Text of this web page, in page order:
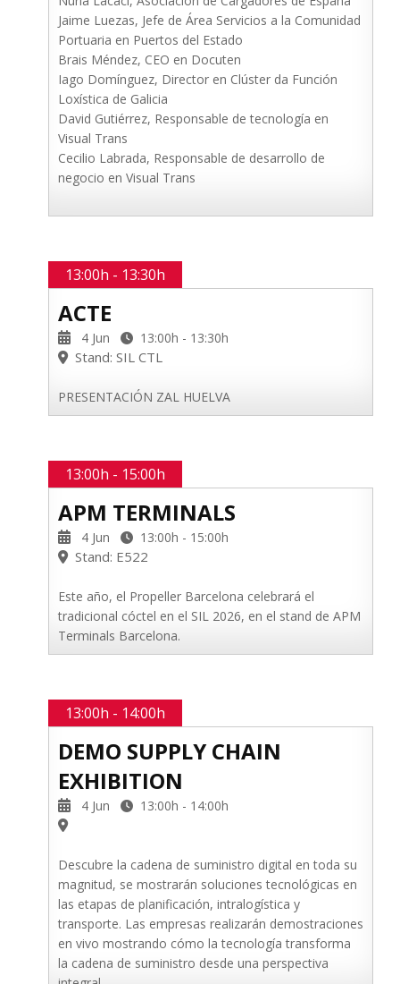
Jaime Luezas, Jefe de Área Servicios a la Comunidad
Portuaria en Puertos del Estado
Brais Méndez, CEO en Docuten
Iago Domínguez, Director en Clúster da Función
Loxística de Galicia
David Gutiérrez, Responsable de tecnología en
Visual Trans
Cecilio Labrada, Responsable de desarrollo de
negocio en Visual Trans
13:00h - 13:30h
ACTE
4 Jun 13:00h - 13:30h
Stand: SIL CTL
PRESENTACIÓN ZAL HUELVA
13:00h - 15:00h
APM TERMINALS
4 Jun 13:00h - 15:00h
Stand: E522
Este año, el Propeller Barcelona celebrará el
tradicional cóctel en el SIL 2026, en el stand de APM
Terminals Barcelona.
13:00h - 14:00h
DEMO SUPPLY CHAIN
EXHIBITION
4 Jun 13:00h - 14:00h
Descubre la cadena de suministro digital en toda su
magnitud, se mostrarán soluciones tecnológicas en
las etapas de planificación, intralogística y
transporte. Las empresas realizarán demostraciones
en vivo mostrando cómo la tecnología transforma
la cadena de suministro desde una perspectiva